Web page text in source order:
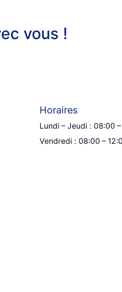
vous !
Horaires
Lundi – Jeudi : 08:00
Vendredi : 08:00 –